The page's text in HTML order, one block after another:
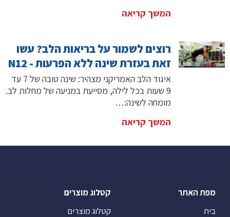
המשך קריאה
רוצים לשמור על בריאות הלב? עשו
זאת בעזרת שינה ללא הפרעות - N12
איגוד הלב האמריקני מצהיר: שינה טובה של 7 עד
9 שעות בכל לילה, מסייעת במניעה של מחלות לב.
מומחה לשינה:…
המשך קריאה
מפת האתר
בית
קטלוג מוצרים
קטלוג מוצרים